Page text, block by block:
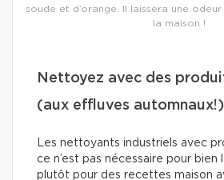
soude et d’orange. Il laissera une odeur
la maison !
Nettoyez avec des
(aux effluves automnaux!)
Les nettoyants industriels avec
ce n’est pas nécessaire pour bien
plutôt pour des recettes maison